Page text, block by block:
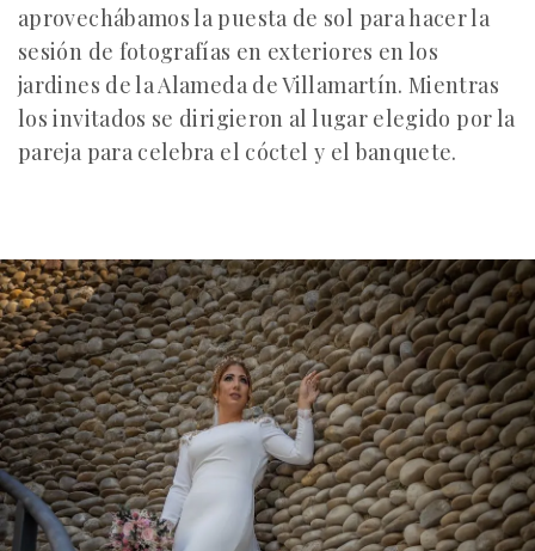
aprovechábamos la puesta de sol para hacer la
sesión de fotografías en exteriores en los
jardines de la Alameda de Villamartín. Mientras
los invitados se dirigieron al lugar elegido por la
pareja para celebra el cóctel y el banquete.